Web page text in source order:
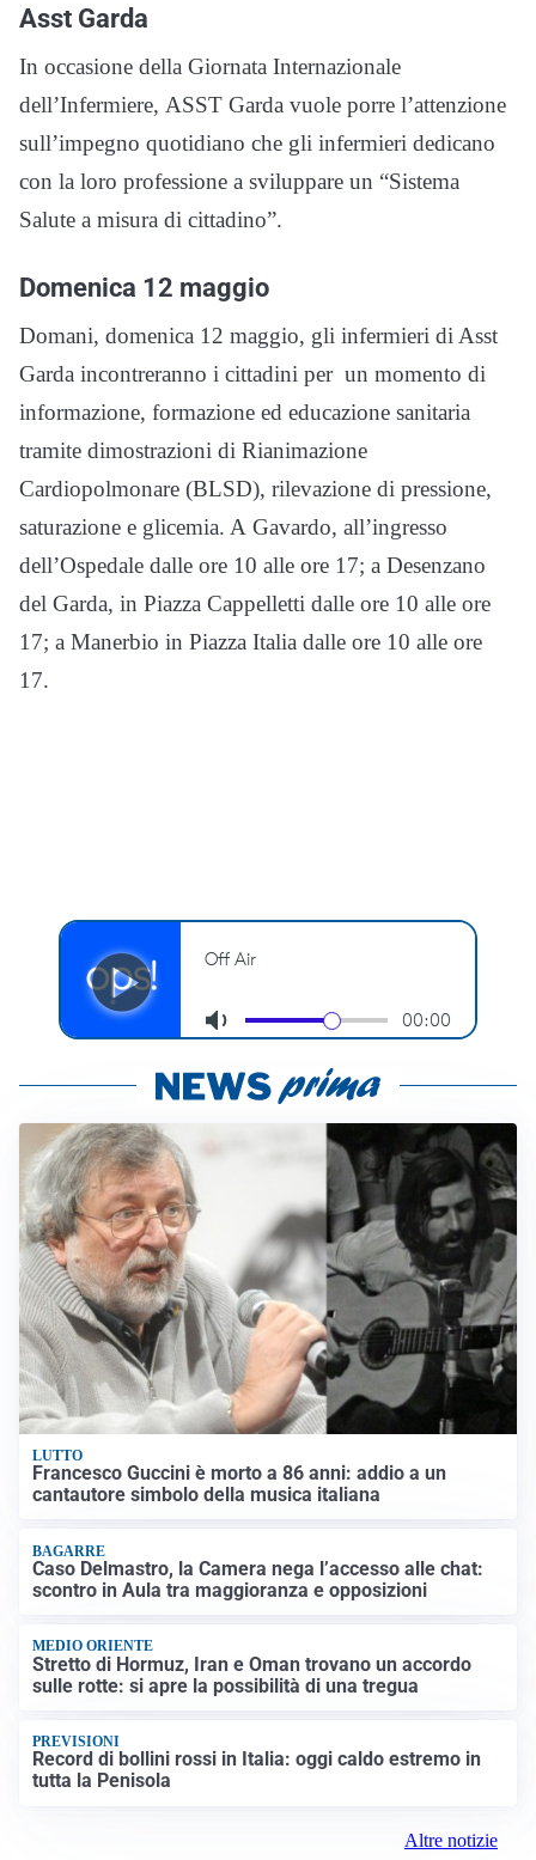
Asst Garda
In occasione della Giornata Internazionale
dell’Infermiere, ASST Garda vuole porre l’attenzione
sull’impegno quotidiano che gli infermieri dedicano
con la loro professione a sviluppare un “Sistema
Salute a misura di cittadino”.
Domenica 12 maggio
Domani, domenica 12 maggio, gli infermieri di Asst
Garda incontreranno i cittadini per un momento di
informazione, formazione ed educazione sanitaria
tramite dimostrazioni di Rianimazione
Cardiopolmonare (BLSD), rilevazione di pressione,
saturazione e glicemia. A Gavardo, all’ingresso
dell’Ospedale dalle ore 10 alle ore 17; a Desenzano
del Garda, in Piazza Cappelletti dalle ore 10 alle ore
17; a Manerbio in Piazza Italia dalle ore 10 alle ore
17.
LUTTO
Francesco Guccini è morto a 86 anni: addio a un
cantautore simbolo della musica italiana
BAGARRE
Caso Delmastro, la Camera nega l’accesso alle chat:
scontro in Aula tra maggioranza e opposizioni
MEDIO ORIENTE
Stretto di Hormuz, Iran e Oman trovano un accordo
sulle rotte: si apre la possibilità di una tregua
PREVISIONI
Record di bollini rossi in Italia: oggi caldo estremo in
tutta la Penisola
Altre notizie